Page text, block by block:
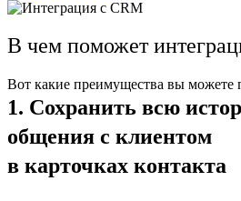
В чем поможет
Вот какие преимущества вы можете
1. Сохранить всю
общения с клиентом
в карточках контакта